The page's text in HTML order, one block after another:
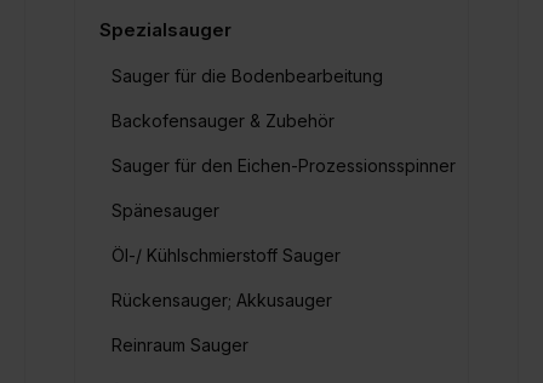
Spezialsauger
Sauger für die Bodenbearbeitung
Backofensauger & Zubehör
Sauger für den Eichen-Prozessionsspinner
Spänesauger
Öl-/ Kühlschmierstoff Sauger
Rückensauger; Akkusauger
Reinraum Sauger